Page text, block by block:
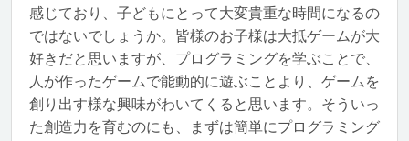
感じており、子どもにとって大変貴重な時間になるの
ではないでしょうか。皆様のお子様は大抵ゲームが大
好きだと思いますが、プログラミングを学ぶことで、
人が作ったゲームで能動的に遊ぶことより、ゲームを
創り出す様な興味がわいてくると思います。そういっ
た創造力を育むのにも、まずは簡単にプログラミング